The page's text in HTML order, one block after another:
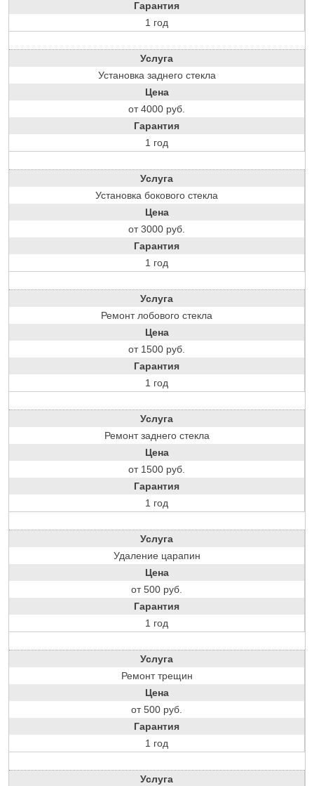
Гарантия
1 год
Услуга
Установка заднего стекла
Цена
от 4000 руб.
Гарантия
1 год
Услуга
Установка бокового стекла
Цена
от 3000 руб.
Гарантия
1 год
Услуга
Ремонт лобового стекла
Цена
от 1500 руб.
Гарантия
1 год
Услуга
Ремонт заднего стекла
Цена
от 1500 руб.
Гарантия
1 год
Услуга
Удаление царапин
Цена
от 500 руб.
Гарантия
1 год
Услуга
Ремонт трещин
Цена
от 500 руб.
Гарантия
1 год
Услуга